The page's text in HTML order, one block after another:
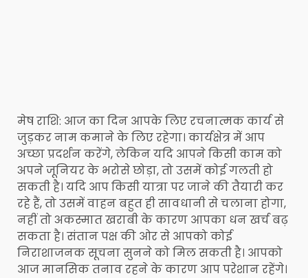
मेष राशि: आज का दिन आपके लिए रचनात्मक कार्य से
जुड़कर नाम कमाने के लिए रहेगा। कार्यक्षेत्र में आप
अच्छा प्रदर्शन करेंगे, लेकिन यदि आपने किसी काम को
अपने जूनियर के भरोसे छोड़ा, तो उसमें कोई गलती हो
सकती है। यदि आप किसी यात्रा पर जाने की तैयारी कर
रहे हैं, तो उसमें वाहन बहुत ही सावधानी से चलाना होगा,
नहीं तो अकस्मात खराबी के कारण आपका धन खर्च बढ़
सकता है। संतान पक्ष की ओर से आपको कोई
निराशाजनक सूचना सुनने को मिल सकती है। आपको
आज मानसिक तनाव रहने के कारण आप परेशान रहेंगे।